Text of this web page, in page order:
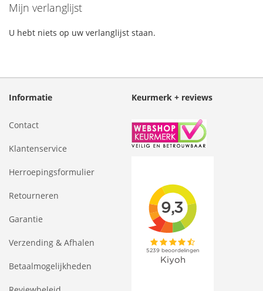
Mijn verlanglijst
U hebt niets op uw verlanglijst staan.
Informatie
Contact
Klantenservice
Herroepingsformulier
Retourneren
Garantie
Verzending & Afhalen
Betaalmogelijkheden
Keurmerk + reviews